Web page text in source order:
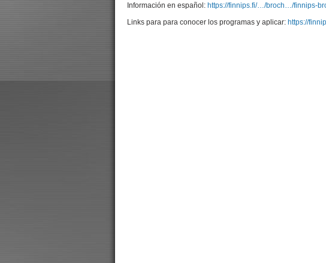
Información en español: https://finnips.fi/…/broch…/finnips-
Links para para conocer los programas y aplicar: https://